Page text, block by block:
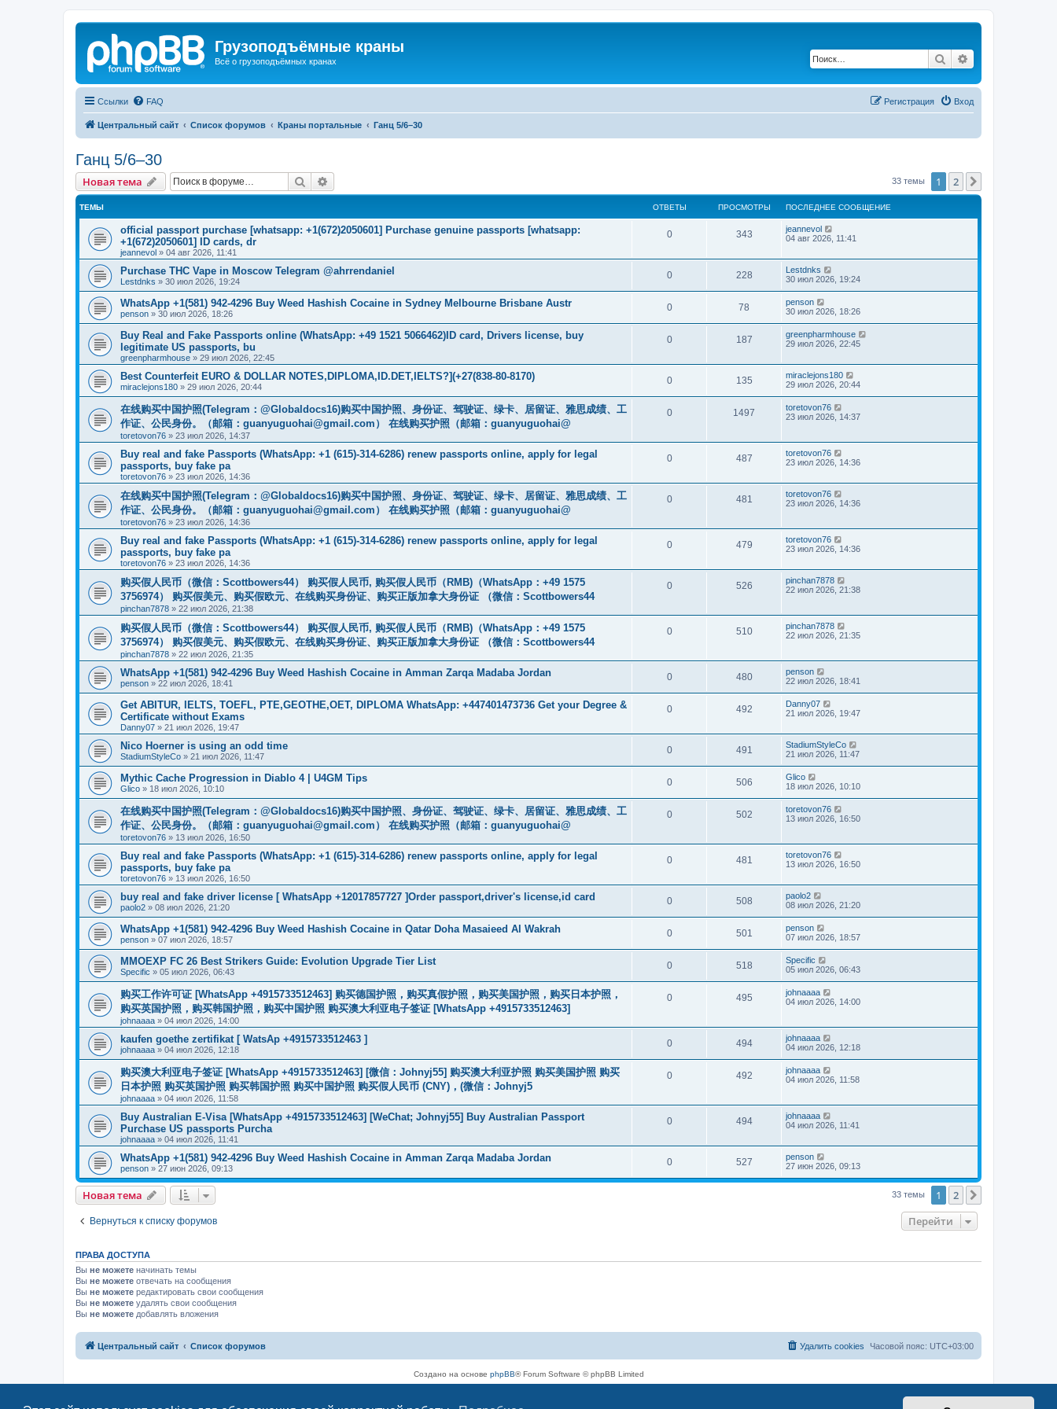
Грузоподъёмные краны
Всё о грузоподъёмных кранах Поиск
Ссылки FAQ Вход
Регистрация
Центральный сайт Список форумов Краны портальные Ганц 5/6–30
Ганц 5/6–30
Новая тема Поиск 33 темы 1 2
ТЕМЫ ОТВЕТЫ ПРОСМОТРЫ ПОСЛЕДНЕЕ СООБЩЕНИЕ
official passport purchase [whatsapp: +1(672)2050601] Purchase genuine passports [whatsapp:
+1(672)2050601] ID cards, dr
jeannevol » 04 авг 2026, 11:41
0 343
jeannevol
04 авг 2026, 11:41
Purchase THC Vape in Moscow Telegram @ahrrendaniel
Lestdnks » 30 июл 2026, 19:24
0 228
Lestdnks
30 июл 2026, 19:24
WhatsApp +1(581) 942-4296 Buy Weed Hashish Cocaine in Sydney Melbourne Brisbane Austr
penson » 30 июл 2026, 18:26
0 78
penson
30 июл 2026, 18:26
Buy Real and Fake Passports online (WhatsApp: +49 1521 5066462)ID card, Drivers license, buy
legitimate US passports, bu
greenpharmhouse » 29 июл 2026, 22:45
0 187
greenpharmhouse
29 июл 2026, 22:45
Best Counterfeit EURO & DOLLAR NOTES,DIPLOMA,ID.DET,IELTS?](+27(838-80-8170)
miraclejons180 » 29 июл 2026, 20:44
0 135
miraclejons180
29 июл 2026, 20:44
在线购买中国护照(Telegram：@Globaldocs16)购买中国护照、身份证、驾驶证、绿卡、居留证、雅思成绩、工
作证、公民身份。（邮箱： guanyuguohai@gmail.com ） 在线购买护照（邮箱：guanyuguohai@
toretovon76 » 23 июл 2026, 14:37
0 1497
toretovon76
23 июл 2026, 14:37
Buy real and fake Passports (WhatsApp: +1 (615)-314-6286) renew passports online, apply for legal
passports, buy fake pa
toretovon76 » 23 июл 2026, 14:36
0 487
toretovon76
23 июл 2026, 14:36
在线购买中国护照(Telegram：@Globaldocs16)购买中国护照、身份证、驾驶证、绿卡、居留证、雅思成绩、工
作证、公民身份。（邮箱： guanyuguohai@gmail.com ） 在线购买护照（邮箱：guanyuguohai@
toretovon76 » 23 июл 2026, 14:36
0 481
toretovon76
23 июл 2026, 14:36
Buy real and fake Passports (WhatsApp: +1 (615)-314-6286) renew passports online, apply for legal
passports, buy fake pa
toretovon76 » 23 июл 2026, 14:36
0 479
toretovon76
23 июл 2026, 14:36
购买假人民币（微信：Scottbowers44） 购买假人民币, 购买假人民币（RMB)（WhatsApp：+49 1575
3756974） 购买假美元、购买假欧元、在线购买身份证、购买正版加拿大身份证 （微信：Scottbowers44
pinchan7878 » 22 июл 2026, 21:38
0 526
pinchan7878
22 июл 2026, 21:38
购买假人民币（微信：Scottbowers44） 购买假人民币, 购买假人民币（RMB)（WhatsApp：+49 1575
3756974） 购买假美元、购买假欧元、在线购买身份证、购买正版加拿大身份证 （微信：Scottbowers44
pinchan7878 » 22 июл 2026, 21:35
0 510
pinchan7878
22 июл 2026, 21:35
WhatsApp +1(581) 942-4296 Buy Weed Hashish Cocaine in Amman Zarqa Madaba Jordan
penson » 22 июл 2026, 18:41
0 480
penson
22 июл 2026, 18:41
Get ABITUR, IELTS, TOEFL, PTE,GEOTHE,OET, DIPLOMA WhatsApp: +447401473736 Get your Degree &
Certificate without Exams
Danny07 » 21 июл 2026, 19:47
0 492
Danny07
21 июл 2026, 19:47
Nico Hoerner is using an odd time
StadiumStyleCo » 21 июл 2026, 11:47
0 491
StadiumStyleCo
21 июл 2026, 11:47
Mythic Cache Progression in Diablo 4 | U4GM Tips
Glico » 18 июл 2026, 10:10
0 506
Glico
18 июл 2026, 10:10
在线购买中国护照(Telegram：@Globaldocs16)购买中国护照、身份证、驾驶证、绿卡、居留证、雅思成绩、工
作证、公民身份。（邮箱： guanyuguohai@gmail.com ） 在线购买护照（邮箱：guanyuguohai@
toretovon76 » 13 июл 2026, 16:50
0 502
toretovon76
13 июл 2026, 16:50
Buy real and fake Passports (WhatsApp: +1 (615)-314-6286) renew passports online, apply for legal
passports, buy fake pa
toretovon76 » 13 июл 2026, 16:50
0 481
toretovon76
13 июл 2026, 16:50
buy real and fake driver license [ WhatsApp +12017857727 ]Order passport,driver's license,id card
paolo2 » 08 июл 2026, 21:20
0 508
paolo2
08 июл 2026, 21:20
WhatsApp +1(581) 942-4296 Buy Weed Hashish Cocaine in Qatar Doha Masaieed Al Wakrah
penson » 07 июл 2026, 18:57
0 501
penson
07 июл 2026, 18:57
MMOEXP FC 26 Best Strikers Guide: Evolution Upgrade Tier List
Specific » 05 июл 2026, 06:43
0 518
Specific
05 июл 2026, 06:43
购买工作许可证 [WhatsApp +4915733512463] 购买德国护照，购买真假护照，购买美国护照，购买日本护照，
购买英国护照，购买韩国护照，购买中国护照 购买澳大利亚电子签证 [WhatsApp +4915733512463]
johnaaaa » 04 июл 2026, 14:00
0 495
johnaaaa
04 июл 2026, 14:00
kaufen goethe zertifikat [ WatsAp +4915733512463 ]
johnaaaa » 04 июл 2026, 12:18
0 494
johnaaaa
04 июл 2026, 12:18
购买澳大利亚电子签证 [WhatsApp +4915733512463] [微信：Johnyj55] 购买澳大利亚护照 购买美国护照 购买
日本护照 购买英国护照 购买韩国护照 购买中国护照 购买假人民币 (CNY)，(微信：Johnyj5
johnaaaa » 04 июл 2026, 11:58
0 492
johnaaaa
04 июл 2026, 11:58
Buy Australian E-Visa [WhatsApp +4915733512463] [WeChat; Johnyj55] Buy Australian Passport
Purchase US passports Purcha
johnaaaa » 04 июл 2026, 11:41
0 494
johnaaaa
04 июл 2026, 11:41
WhatsApp +1(581) 942-4296 Buy Weed Hashish Cocaine in Amman Zarqa Madaba Jordan
penson » 27 июн 2026, 09:13
0 527
penson
27 июн 2026, 09:13
Новая тема 33 темы 1 2
Вернуться к списку форумов Перейти
ПРАВА ДОСТУПА
Вы не можете начинать темы
Вы не можете отвечать на сообщения
Вы не можете редактировать свои сообщения
Вы не можете удалять свои сообщения
Вы не можете добавлять вложения
Центральный сайт Список форумов Часовой пояс: UTC+03:00
Удалить cookies
Создано на основе phpBB® Forum Software © phpBB Limited